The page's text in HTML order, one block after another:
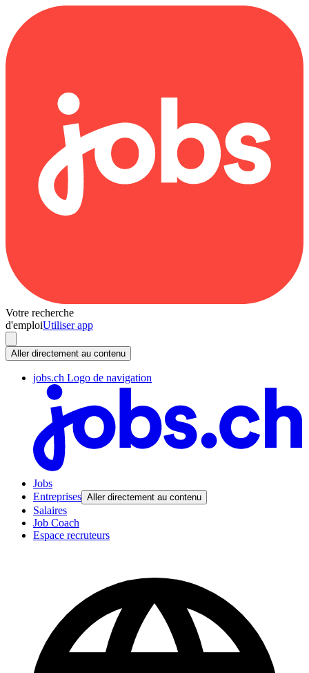
Votre recherche
d'emploiUtiliser app
Aller directement au contenu
jobs.ch Logo de navigation
Jobs
Entreprises Aller directement au contenu
Salaires
Job Coach
Espace recruteurs